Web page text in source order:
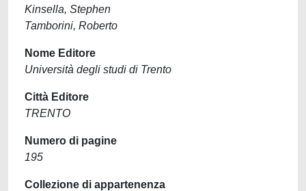
Kinsella, Stephen
Tamborini, Roberto
Nome Editore
Università degli studi di Trento
Città Editore
TRENTO
Numero di pagine
195
Collezione di appartenenza